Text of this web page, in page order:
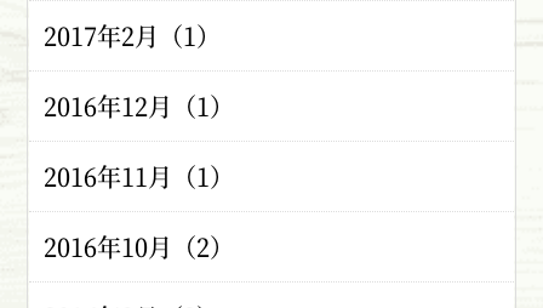
2017年2月（1）
2016年12月（1）
2016年11月（1）
2016年10月（2）